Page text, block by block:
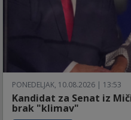
PONEDELJAK, 10.08.2026 | 13:53
Kandidat za Senat iz
brak "klimav"